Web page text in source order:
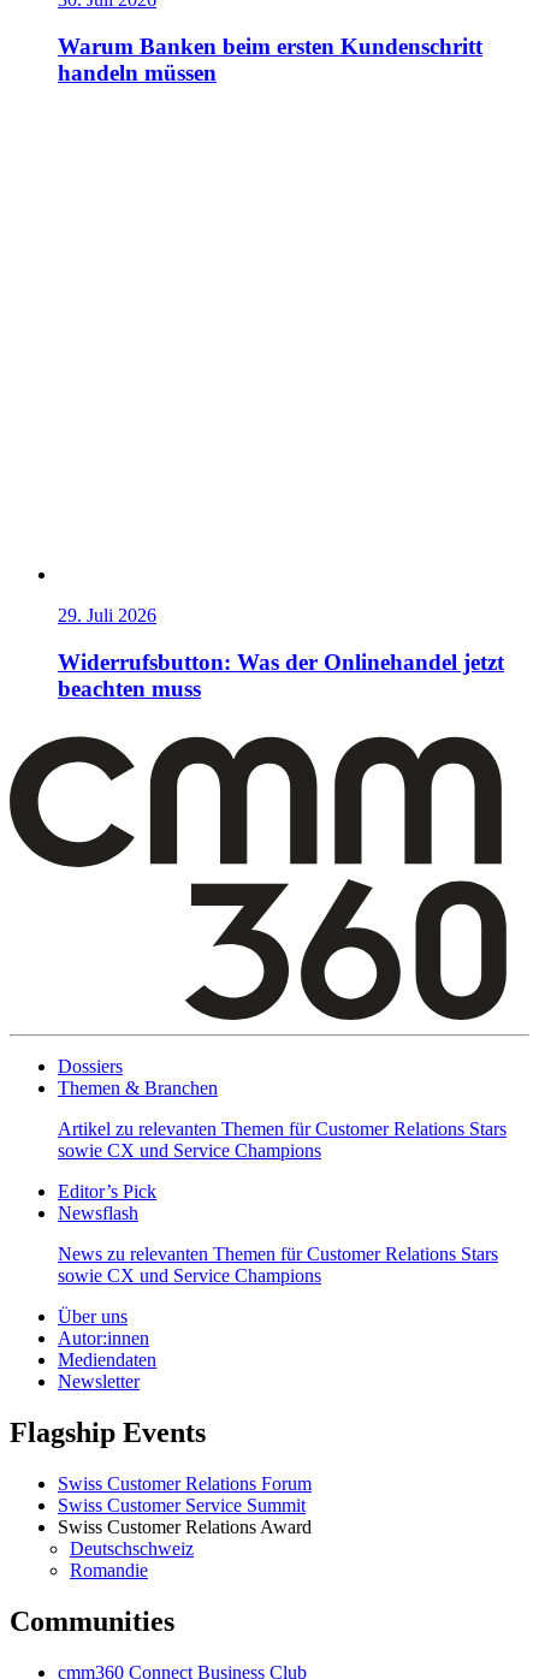
Warum Banken beim ersten Kundenschritt
handeln müssen
29. Juli 2026
Widerrufsbutton: Was der Onlinehandel jetzt
beachten muss
Dossiers
Themen & Branchen
Artikel zu relevanten Themen für Customer Relations Stars
sowie CX und Service Champions
Editor’s Pick
Newsflash
News zu relevanten Themen für Customer Relations Stars
sowie CX und Service Champions
Über uns
Autor:innen
Mediendaten
Newsletter
Flagship Events
Swiss Customer Relations Forum
Swiss Customer Service Summit
Swiss Customer Relations Award
Deutschschweiz
Romandie
Communities
cmm360 Connect Business Club